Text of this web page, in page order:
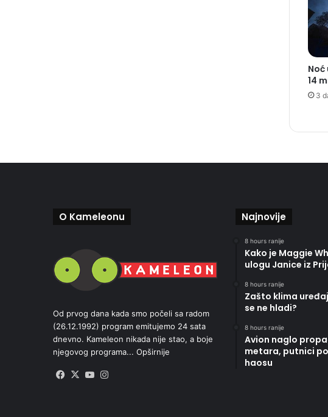
Noć
14
3
O Kameleonu
Od prvog dana kada smo počeli sa radom
(26.12.1992) program emitujemo 24 sata
dnevno. Kameleon nikada nije stao, a boje
njegovog programa... Opširnije
Facebook
X YouTube
Najnovije
8 hours ranije
Kako je Maggie
ulogu Janice iz
8 hours ranije
Zašto klima
se ne hladi?
8 hours ranije
Avion naglo
metara, putnici
haosu